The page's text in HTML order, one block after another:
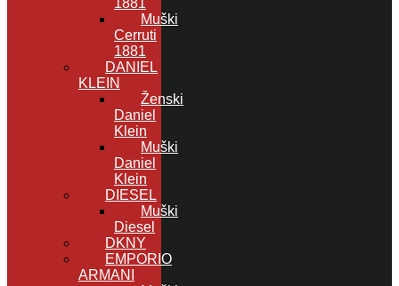
Muški
Cerruti
1881
DANIEL
KLEIN
Ženski
Daniel
Klein
Muški
Daniel
Klein
DIESEL
Muški
Diesel
DKNY
EMPORIO
ARMANI